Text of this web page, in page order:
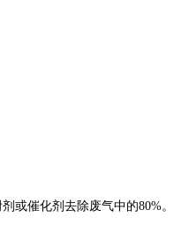
或催化剂去除废气中的80%。